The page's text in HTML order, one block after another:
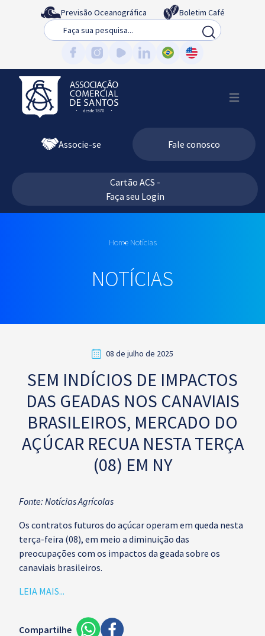
Previsão Oceanográfica
Boletim Café
Busca
Associe-se Fale conosco
Cartão ACS -
Faça seu Login
Home Notícias
NOTÍCIAS
08 de julho de 2025
SEM INDÍCIOS DE IMPACTOS
DAS GEADAS NOS CANAVIAIS
BRASILEIROS, MERCADO DO
AÇÚCAR RECUA NESTA TERÇA
(08) EM NY
Fonte: Notícias Agrícolas
Os contratos futuros do açúcar operam em queda nesta
terça-feira (08), em meio a diminuição das
preocupações com os impactos da geada sobre os
canaviais brasileiros.
LEIA MAIS...
Compartilhe